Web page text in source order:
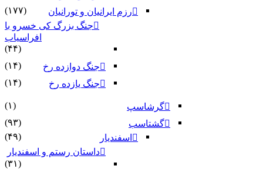
رزم ایرانیان و تورانیان
(۱۷۷)
جنگ بزرگ کی خسرو با
افراسیاب
(۴۴)
جنگ دوازده رخ
(۱۴)
جنگ یازده رخ
(۱۴)
گرشاسپ
(۱)
گشتاسب
(۹۳)
اسفندیار
(۴۹)
داستان رستم و اسفندیار
(۳۱)